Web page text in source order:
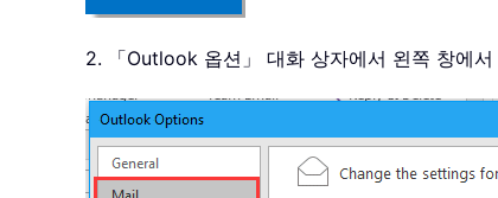
2. 「Outlook 옵션」 대화 상자에서 왼쪽 창에